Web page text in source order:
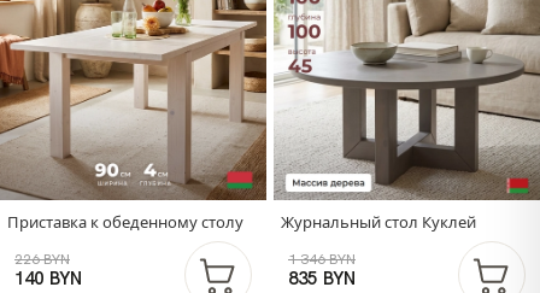
Приставка к обеденному столу
226 BYN
140 BYN
Журнальный стол Куклей
1 346 BYN
835 BYN